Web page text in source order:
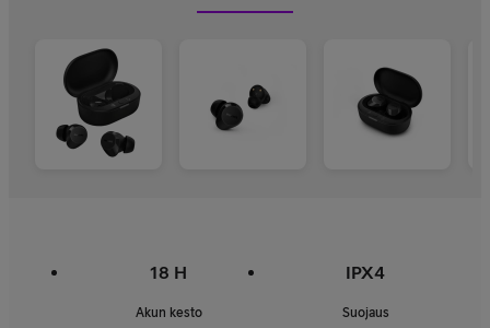
18 H
Akun kesto
IPX4
Suojaus